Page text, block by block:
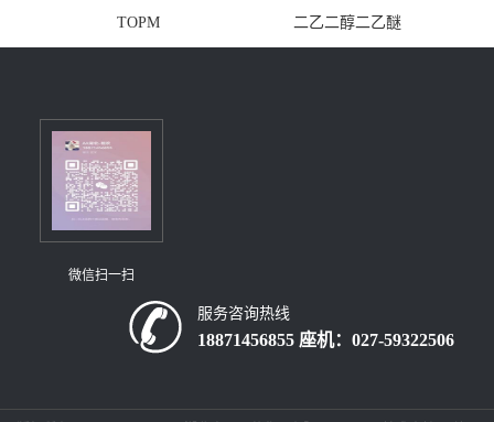
TOPM 二乙二醇二乙醚
微信扫一扫
服务咨询热线
18871456855 座机：027-59322506